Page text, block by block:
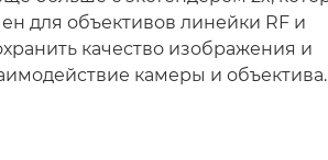
для объективов линейки RF и
качество изображения и
камеры и объектива.